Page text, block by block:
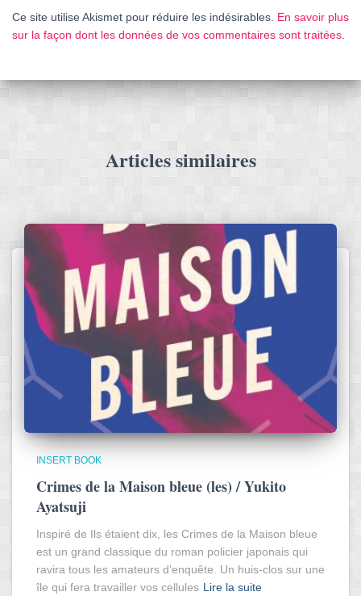
Ce site utilise Akismet pour réduire les indésirables. En savoir plus
sur la façon dont les données de vos commentaires sont traitées
Articles similaires
INSERT BOOK
Crimes de la Maison bleue (les) / Yukito
Ayatsuji
Inspiré de Ils étaient dix, les Crimes de la Maison bleue
est un grand classique du roman policier japonais qui
ravira tous les amateurs d’enquête. Un huis-clos sur une
île qui fera travailler vos cellules Lire la suite